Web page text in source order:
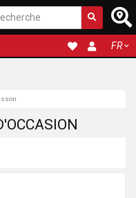
FR